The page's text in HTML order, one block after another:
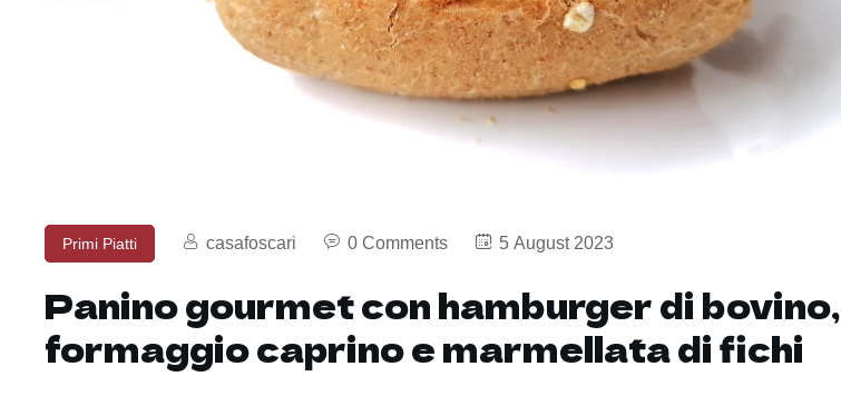
Primi Piatti casafoscari 0 Comments 5 August 2023
Panino gourmet con hamburger di bovino,
formaggio caprino e marmellata di fichi